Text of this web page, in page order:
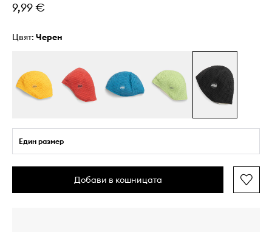
9,99 €
Цвят: черен
Един размер
Добави в кошницата